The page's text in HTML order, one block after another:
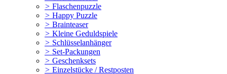
> Flaschenpuzzle
> Happy Puzzle
> Brainteaser
> Kleine Geduldspiele
> Schlüsselanhänger
> Set-Packungen
> Geschenksets
> Einzelstücke / Restposten